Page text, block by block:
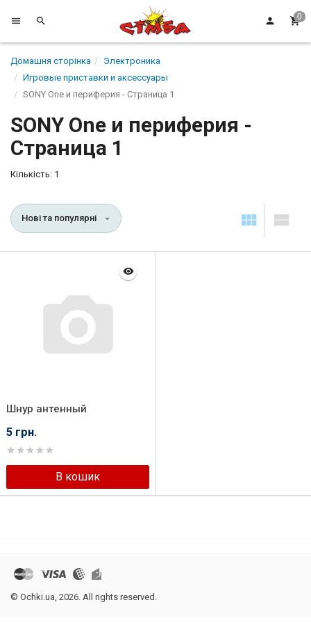
Домашня сторінка
Электроника
Игровые приставки и аксессуары
SONY One и периферия - Страница 1
SONY One и периферия -
Страница 1
Кількість: 1
Нові та популярні
Шнур антенный
5 грн.
В кошик
© Оchki.ua, 2026. All rights reserved.